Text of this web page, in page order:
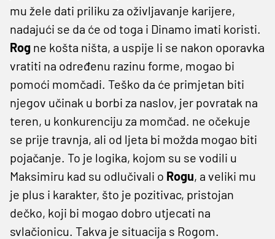
mu žele dati priliku za oživljavanje karijere,
nadajući se da će od toga i Dinamo imati koristi.
Rog ne košta ništa, a uspije li se nakon oporavka
vratiti na određenu razinu forme, mogao bi
pomoći momčadi. Teško da će primjetan biti
njegov učinak u borbi za naslov, jer povratak na
teren, u konkurenciju za momčad. ne očekuje
se prije travnja, ali od ljeta bi možda mogao biti
pojačanje. To je logika, kojom su se vodili u
Maksimiru kad su odlučivali o Rogu, a veliki mu
je plus i karakter, što je pozitivac, pristojan
dečko, koji bi mogao dobro utjecati na
svlačionicu. Takva je situacija s Rogom.